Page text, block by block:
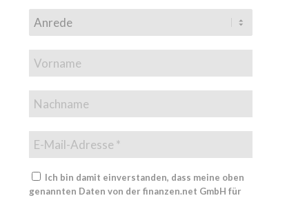
Ich bin damit einverstanden, dass meine oben
genannten Daten von der finanzen.net GmbH für